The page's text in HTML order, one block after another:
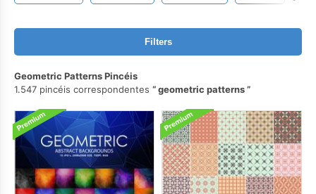
Filters
Geometric Patterns Pincéis
1.547 pincéis correspondentes
geometric patterns